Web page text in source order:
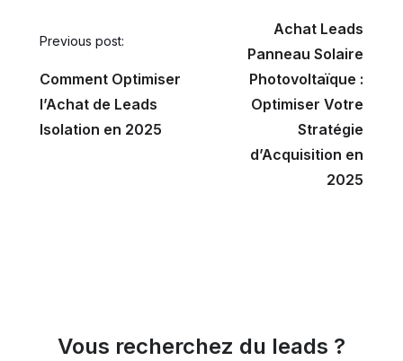
Previous post:
Comment Optimiser
l’Achat de Leads
Isolation en 2025
Achat Leads
Panneau Solaire
Photovoltaïque :
Optimiser Votre
Stratégie
d’Acquisition en
2025
Vous recherchez du leads ?